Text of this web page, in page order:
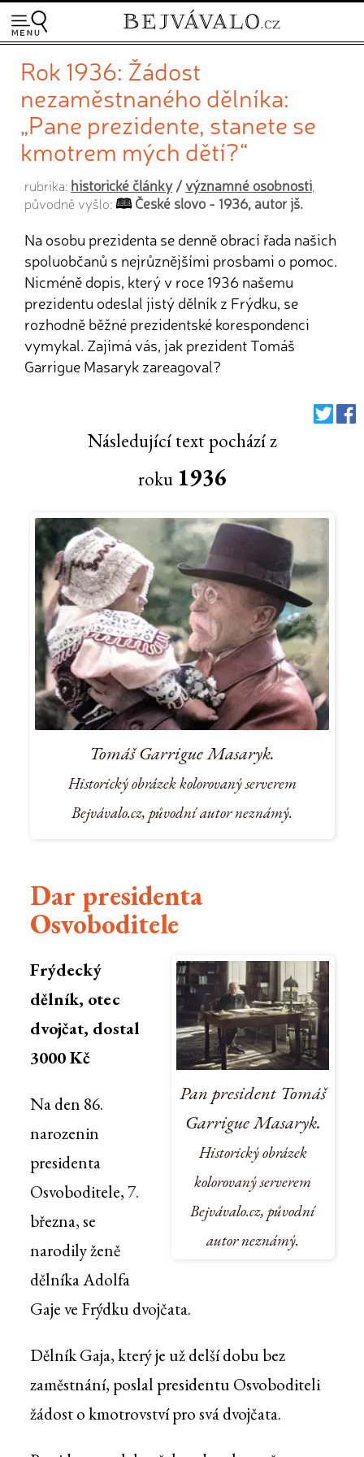
Rok 1936: Žádost
nezaměstnaného dělníka:
„Pane prezidente, stanete se
kmotrem mých dětí?“
rubrika: historické články/významné osobnosti
původně vyšlo:
České slovo - 1936, autor jš.
Na osobu prezidenta se denně obrací řada našich
spoluobčanů s nejrůznějšími prosbami o pomoc.
Nicméně dopis, který v roce 1936 našemu
prezidentu odeslal jistý dělník z Frýdku, se
rozhodně běžné prezidentské korespondenci
vymykal. Zajímá vás, jak prezident Tomáš
Garrigue Masaryk zareagoval?
Následující text pochází z
roku 1936
Tomáš Garrigue Masaryk.
Historický obrázek kolorovaný serverem
Bejvávalo.cz, původní autor neznámý.
Dar presidenta
Osvoboditele
Pan president Tomáš
Garrigue Masaryk.
Historický obrázek
kolorovaný serverem
Bejvávalo.cz, původní
autor neznámý.
Frýdecký
dělník, otec
dvojčat, dostal
3000 Kč
Na den 86.
narozenin
presidenta
Osvoboditele, 7.
března, se
narodily ženě
dělníka Adolfa
Gaje ve Frýdku dvojčata.
Dělník Gaja, který je už delší dobu bez
zaměstnání, poslal presidentu Osvoboditeli
žádost o kmotrovství pro svá dvojčata.